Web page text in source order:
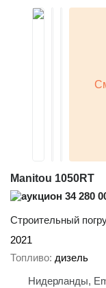
Manitou 1050RT
34 280
Строительный
2021
Топливо дизель
Нидерланды,